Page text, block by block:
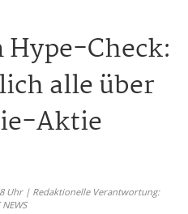
Check:
alle über
Aktie
Uhr | Redaktionelle Verantwortung: